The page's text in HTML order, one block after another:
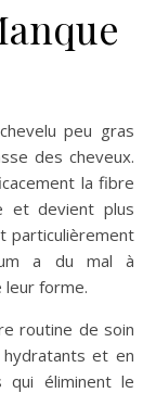
peu gras
des cheveux.
la fibre
et devient plus
particulièrement
a du mal à
leur forme.
routine de soin
et en
qui éliminent le